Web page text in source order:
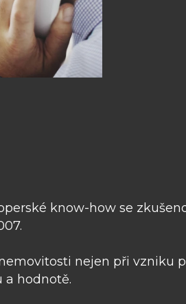
know-how se
nejen při vzniku
a hodnotě.